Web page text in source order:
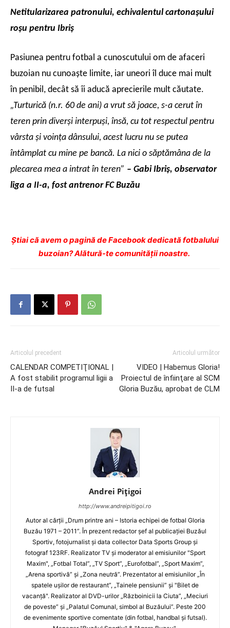
Netitularizarea patronului, echivalentul cartonaşului
roşu pentru Ibriş
Pasiunea pentru fotbal a cunoscutului om de afaceri
buzoian nu cunoaşte limite, iar uneori îl duce mai mult
în penibil, decât să îi aducă aprecierile mult căutate.
„Turturică (n.r. 60 de ani) a vrut să joace, s-a cerut în
teren prin diverşi interpuşi, însă, cu tot respectul pentru
vârsta şi voinţa dânsului, acest lucru nu se putea
întâmplat cu mine pe bancă. La nici o săptămâna de la
plecarea mea a intrat în teren” – Gabi Ibriş, observator
liga a II-a, fost antrenor FC Buzău
Ştiai că avem o pagină de Facebook dedicată fotbalului
buzoian? Alătură-te comunității noastre.
Articolul precedent
CALENDAR COMPETIŢIONAL |
A fost stabilit programul ligii a
II-a de futsal
Articolul următor
VIDEO | Habemus Gloria!
Proiectul de înfiinţare al SCM
Gloria Buzău, aprobat de CLM
Andrei Pițigoi
http://www.andreipitigoi.ro
Autor al cărţii „Drum printre ani – Istoria echipei de fotbal Gloria
Buzău 1971 – 2011”. În prezent redactor şef al publicaţiei Buzăul
Sportiv, fotojurnalist şi data collector Data Sports Group şi
fotograf 123RF. Realizator TV şi moderator al emisiunilor "Sport
Maxim", „Fotbal Total”, „TV Sport”, „Eurofotbal”, „Sport Maxim”,
„Arena sportivă” şi „Zona neutră”. Prezentator al emisiunilor „În
spatele uşilor de restaurant”, „Tainele pensiunii” şi "Bilet de
vacanţă". Realizator al DVD-urilor „Războinicii la Ciuta”, „Meciuri
de poveste” şi „Palatul Comunal, simbol al Buzăului”. Peste 200
de evenimente sportive comentate (din fotbal, handbal şi futsal).